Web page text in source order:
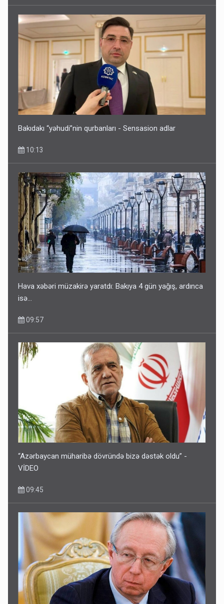
Bakıdakı “yəhudi”nin qurbanları - Sensasion adlar
10:13
Hava xəbəri müzakirə yaratdı: Bakıya 4 gün yağış, ardınca
isə…
09:57
“Azərbaycan müharibə dövründə bizə dəstək oldu” -
VİDEO
09:45